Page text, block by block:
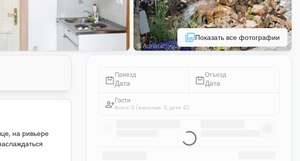
Показать все фотографии
на ривьере
Приезд
Дата
Отъезд
Дата
Гости
Всего: 0 (взрослые: 0, дети: 0)